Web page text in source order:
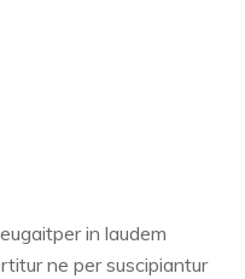
in laudem
ne per suscipiantur